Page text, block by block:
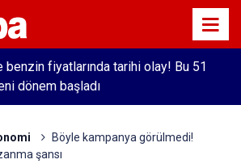
benzin fiyatlarında tarihi olay! Bu 51
dönem başladı
Böyle kampanya görülmedi!
şansı